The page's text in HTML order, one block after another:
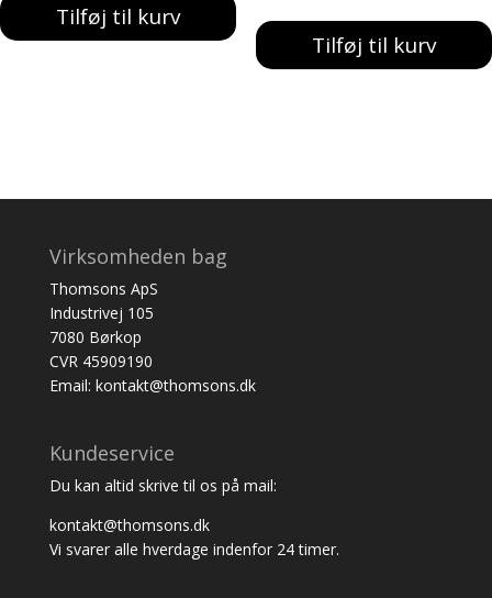
Tilføj til kurv
Tilføj til kurv
Virksomheden bag
Thomsons ApS
Industrivej 105
7080 Børkop
CVR 45909190
Email: kontakt@thomsons.dk
Kundeservice
Du kan altid skrive til os på mail:
kontakt@thomsons.dk
Vi svarer alle hverdage indenfor 24 timer.